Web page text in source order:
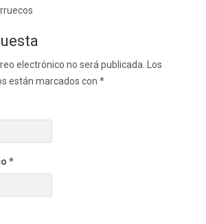
electrónico no será publicada.
Los
están marcados con *
*